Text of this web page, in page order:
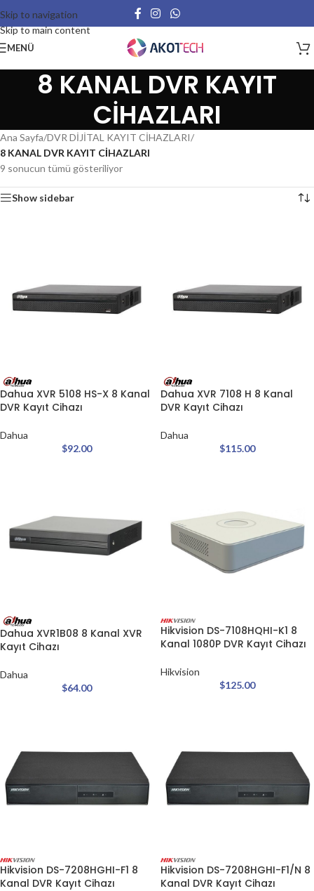
Skip to navigation
Skip to main content
MENÜ
8 KANAL DVR KAYIT
CİHAZLARI
Ana Sayfa/DVR DİJİTAL KAYIT CİHAZLARI/
8 KANAL DVR KAYIT CİHAZLARI
9 sonucun tümü gösteriliyor
Show sidebar
Dahua XVR 5108 HS-X 8 Kanal
DVR Kayıt Cihazı
Dahua
$92.00
Dahua XVR 7108 H 8 Kanal
DVR Kayıt Cihazı
Dahua
$115.00
Dahua XVR1B08 8 Kanal XVR
Kayıt Cihazı
Dahua
$64.00
Hikvision DS-7108HQHI-K1 8
Kanal 1080P DVR Kayıt Cihazı
Hikvision
$125.00
Hikvision DS-7208HGHI-F1 8
Kanal DVR Kayıt Cihazı
Hikvision DS-7208HGHI-F1/N 8
Kanal DVR Kayıt Cihazı